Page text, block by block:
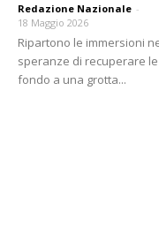
Redazione Nazionale -
18 Maggio 2026
Ripartono le immersioni
speranze di recuperare
fondo a una grotta...